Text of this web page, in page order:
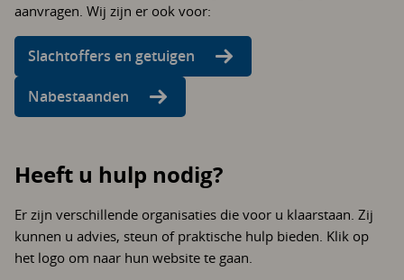
aanvragen. Wij zijn er ook voor:
Slachtoffers en getuigen
Nabestaanden
Heeft u hulp nodig?
Er zijn verschillende organisaties die voor u klaarstaan. Zij
kunnen u advies, steun of praktische hulp bieden. Klik op
het logo om naar hun website te gaan.